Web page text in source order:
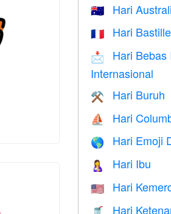
🇦🇺 Hari
🇫🇷 Hari Bastille
📩
Hari Bebas
Internasional
⚒️ Hari Buruh
⛵️ Hari
🌎 Hari Emoji
🤱 Hari Ibu
🇺🇸 Hari
Hari